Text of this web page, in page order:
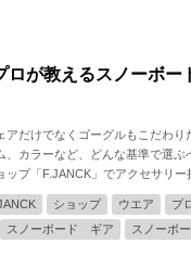
ロが教えるスノーボー
アだけでなくゴーグルもこだわ
、カラーなど、どんな基準で選ぶ
ップ「F.JANCK」でアクセサリー
ショップ ウエア
プ
スノーボード ギア スノーボ